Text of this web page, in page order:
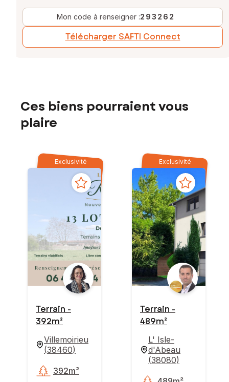
Mon code à renseigner :293262
Télécharger SAFTI Connect
Ces biens pourraient vous
plaire
Exclusivité
Terrain -
392m²
Villemoirieu
(38460)
392m²
Exclusivité
Terrain -
489m²
L' Isle-
d'Abeau
(38080)